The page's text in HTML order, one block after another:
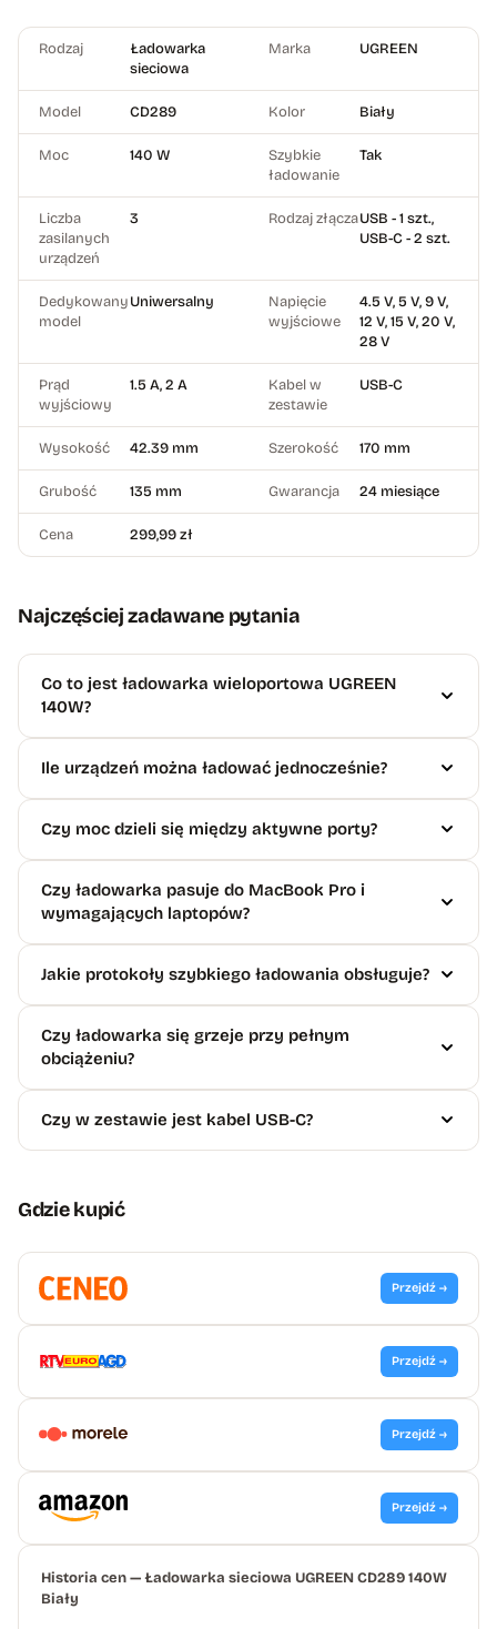
Rodzaj
Ładowarka
sieciowa
Marka UGREEN
Model CD289 Kolor Biały
Moc 140 W
Szybkie
ładowanie
Tak
Liczba
zasilanych
urządzeń
3 Rodzaj złączaUSB - 1 szt.,
USB-C - 2 szt.
Dedykowany
model
Uniwersalny
Napięcie
wyjściowe
4.5 V, 5 V, 9 V,
12 V, 15 V, 20 V,
28 V
Prąd
wyjściowy
1.5 A, 2 A
Kabel w
zestawie
USB-C
Wysokość 42.39 mm Szerokość 170 mm
Grubość 135 mm Gwarancja 24 miesiące
Cena 299,99 zł
Najczęściej zadawane pytania
Co to jest ładowarka wieloportowa UGREEN
140W?
Ile urządzeń można ładować jednocześnie?
Czy moc dzieli się między aktywne porty?
Czy ładowarka pasuje do MacBook Pro i
wymagających laptopów?
Jakie protokoły szybkiego ładowania obsługuje?
Czy ładowarka się grzeje przy pełnym
obciążeniu?
Czy w zestawie jest kabel USB-C?
Gdzie kupić
Przejdź →
Przejdź →
Przejdź →
Przejdź →
Historia cen — Ładowarka sieciowa UGREEN CD289 140W
Biały